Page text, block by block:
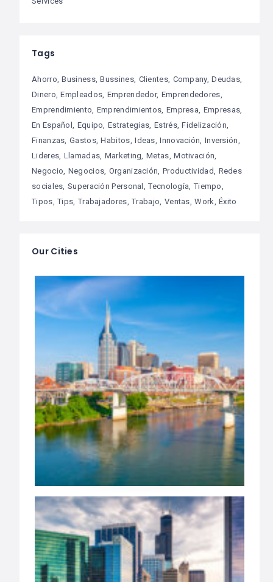
Tags
Ahorro Business Bussines Clientes Company Deudas
Dinero Empleados Emprendedor Emprendedores
Emprendimiento Emprendimientos Empresa Empresas
En Español Equipo Estrategias Estrés Fidelización
Finanzas Gastos Habitos Ideas Innovación Inversión
Lideres Llamadas Marketing Metas Motivación
Negocio Negocios Organización Productividad Redes
sociales Superación Personal Tecnología Tiempo
Tipos Tips Trabajadores Trabajo Ventas Work Éxito
Our Cities